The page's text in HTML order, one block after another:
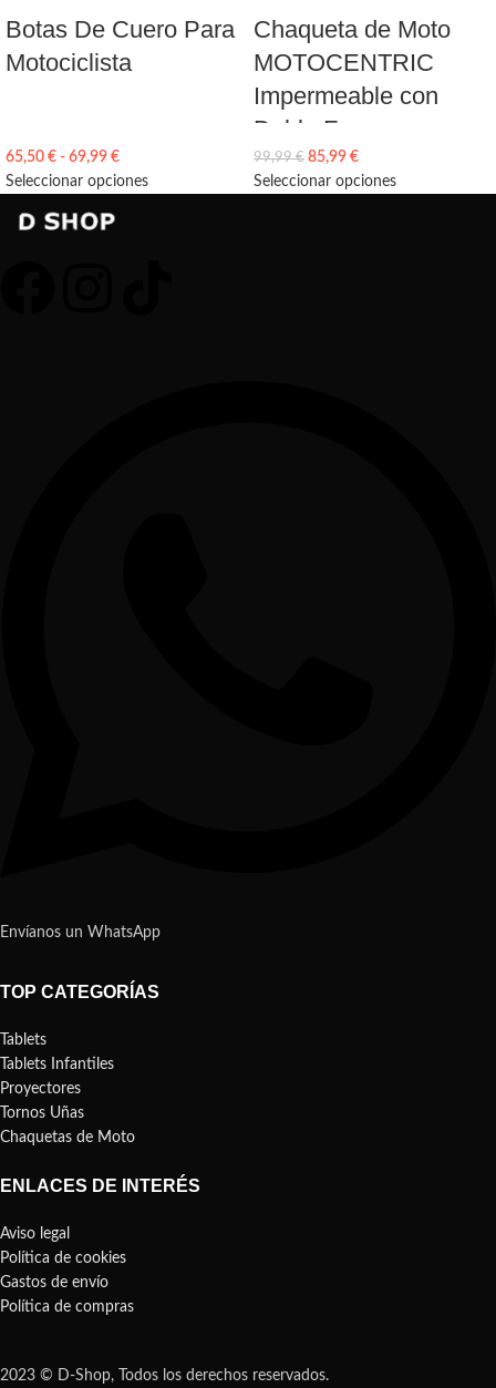
Botas De Cuero Para
Motociclista
65,50 € - 69,99 €
Seleccionar opciones
Chaqueta de Moto
MOTOCENTRIC
Impermeable con
Doble Forro
99,99€ 85,99 €
Seleccionar opciones
Envíanos un WhatsApp
TOP CATEGORÍAS
Tablets
Tablets Infantiles
Proyectores
Tornos Uñas
Chaquetas de Moto
ENLACES DE INTERÉS
Aviso legal
Política de cookies
Gastos de envío
Política de compras
2023 © D-Shop, Todos los derechos reservados.